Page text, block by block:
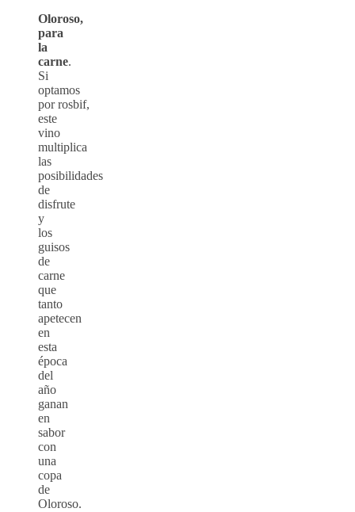
Oloroso,
para
la
carne.
Si
optamos
por rosbif,
este
vino
multiplica
las
posibilidades
de
disfrute
y
los
guisos
de
carne
que
tanto
apetecen
en
esta
época
del
año
ganan
en
sabor
con
una
copa
de
Oloroso.